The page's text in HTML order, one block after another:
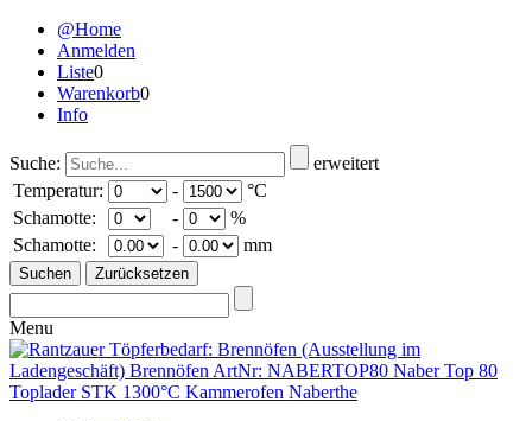
@Home
Anmelden
Liste0
Warenkorb0
Info
Suche:
erweitert
Temperatur:
-
°C
Schamotte:
-
%
Schamotte:
- mm
Menu